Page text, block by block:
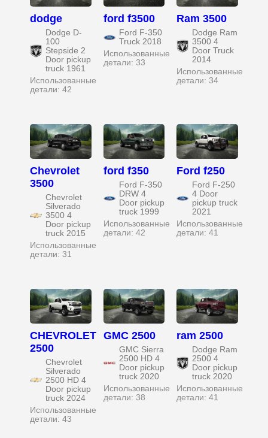
dodge
Dodge D-
100
Stepside 2
Door pickup
truck 1961
Использованные
детали: 42
ford f3500
Ford F-350
Truck 2018
Использованные
детали: 33
Ram 3500
Dodge Ram
3500 4
Door Truck
2014
Использованные
детали: 34
Chevrolet
3500
Chevrolet
Silverado
3500 4
Door pickup
truck 2015
Использованные
детали: 31
ford f350
Ford F-350
DRW 4
Door pickup
truck 1999
Использованные
детали: 42
Ford f250
Ford F-250
4 Door
pickup truck
2021
Использованные
детали: 41
CHEVROLET
2500
Chevrolet
Silverado
2500 HD 4
Door pickup
truck 2024
Использованные
детали: 43
GMC 2500
GMC Sierra
2500 HD 4
Door pickup
truck 2020
Использованные
детали: 38
ram 2500
Dodge Ram
2500 4
Door pickup
truck 2020
Использованные
детали: 41